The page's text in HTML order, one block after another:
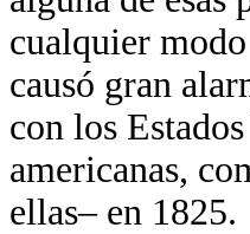
cualquier
causó gran
con los
americanas,
ellas– en 1825.